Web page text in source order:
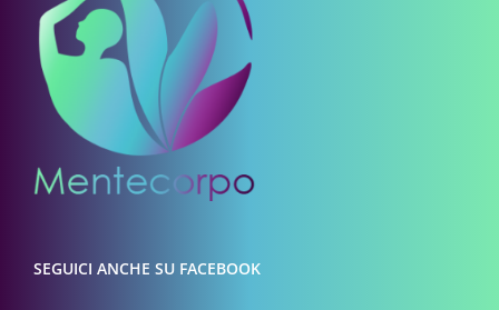
SEGUICI ANCHE SU FACEBOOK